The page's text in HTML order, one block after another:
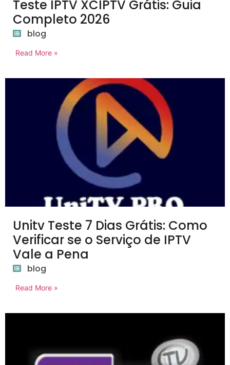
Teste IPTV XCIPTV Grátis: Guia
Completo 2026
blog
Read More »
Unitv Teste 7 Dias Grátis: Como
Verificar se o Serviço de IPTV
Vale a Pena
blog
Read More »